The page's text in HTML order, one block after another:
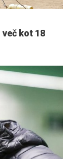
kot 18